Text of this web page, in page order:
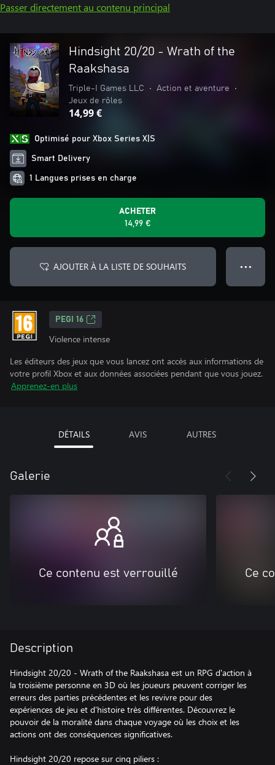
Passer directement au contenu principal
Hindsight 20/20 - Wrath of the
Raakshasa
Triple-I Games LLC • Action et aventure
•
Jeux de rôles
14,99 €
Optimisé pour Xbox Series X|S
Smart Delivery
1 Langues prises en charge
ACHETER
14,99 €
AJOUTER À LA LISTE DE SOUHAITS ● ● ●
PEGI 16
Violence intense
Les éditeurs des jeux que vous lancez ont accès aux informations de
votre profil Xbox et aux données associées pendant que vous jouez.
Apprenez-en plus
DÉTAILS AVIS AUTRES
Galerie
Ce contenu est verrouillé Ce
Description
Hindsight 20/20 - Wrath of the Raakshasa est un RPG d'action à
la troisième personne en 3D où les joueurs peuvent corriger les
erreurs des parties précédentes et les revivre pour des
expériences de jeu et d'histoire très différentes. Découvrez le
pouvoir de la moralité dans chaque voyage où les choix et les
actions ont des conséquences significatives.
Hindsight 20/20 repose sur cinq piliers :